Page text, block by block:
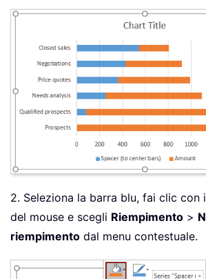
2. Seleziona la barra blu, fai clic con
del mouse e scegli Riempimento >
riempimento dal menu contestuale.